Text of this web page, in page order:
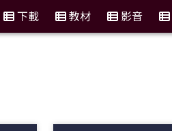
下載 教材 影音